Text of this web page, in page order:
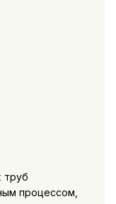
труб
процессом,